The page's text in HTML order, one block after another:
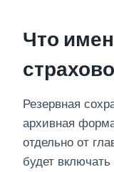
Что
Резервная
архивная
отдельно от
будет